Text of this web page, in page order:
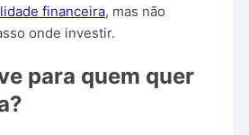
financeira, mas não
onde investir.
para quem quer